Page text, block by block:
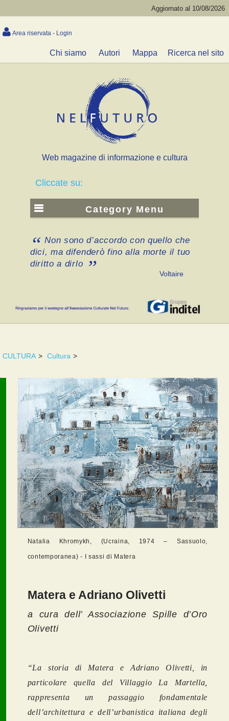
Aggiornato al 10/08/2026
Area riservata - Login
Chi siamo Autori Mappa Ricerca nel sito
Web magazine di informazione e cultura
Cliccate su:
Category Menu
Non sono d’accordo con quello che
dici, ma difenderò fino alla morte il tuo
diritto a dirlo
Voltaire
CULTURA > Cultura >
Natalia Khromykh, (Ucraina, 1974 – Sassuolo,
contemporanea) - I sassi di Matera
Matera e Adriano Olivetti
a cura dell’ Associazione Spille d’Oro
Olivetti
“La storia di Matera e Adriano Olivetti, in
particolare quella del Villaggio La Martella,
rappresenta un passaggio fondamentale
dell’architettura e dell’urbanistica italiana degli